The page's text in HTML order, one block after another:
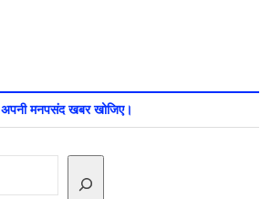
अपनी मनपसंद खबर खोजिए।